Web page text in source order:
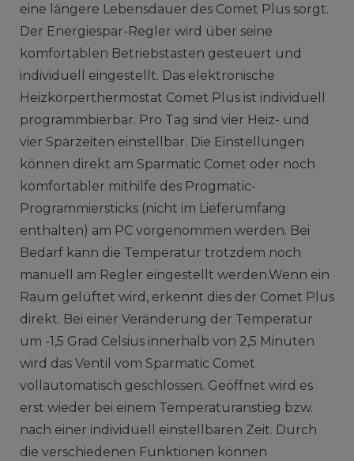
eine längere Lebensdauer des Comet Plus sorgt.
Der Energiespar-Regler wird über seine
komfortablen Betriebstasten gesteuert und
individuell eingestellt. Das elektronische
Heizkörperthermostat Comet Plus ist individuell
programmbierbar. Pro Tag sind vier Heiz- und
vier Sparzeiten einstellbar. Die Einstellungen
können direkt am Sparmatic Comet oder noch
komfortabler mithilfe des Progmatic-
Programmiersticks (nicht im Lieferumfang
enthalten) am PC vorgenommen werden. Bei
Bedarf kann die Temperatur trotzdem noch
manuell am Regler eingestellt werden.Wenn ein
Raum gelüftet wird, erkennt dies der Comet Plus
direkt. Bei einer Veränderung der Temperatur
um -1,5 Grad Celsius innerhalb von 2,5 Minuten
wird das Ventil vom Sparmatic Comet
vollautomatisch geschlossen. Geöffnet wird es
erst wieder bei einem Temperaturanstieg bzw.
nach einer individuell einstellbaren Zeit. Durch
die verschiedenen Funktionen können